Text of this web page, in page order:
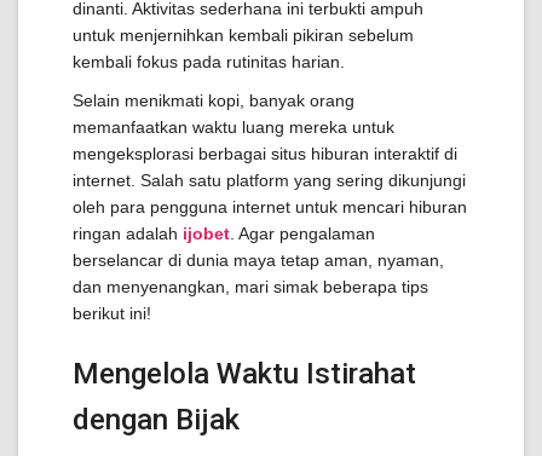
dinanti. Aktivitas sederhana ini terbukti ampuh
untuk menjernihkan kembali pikiran sebelum
kembali fokus pada rutinitas harian.
Selain menikmati kopi, banyak orang
memanfaatkan waktu luang mereka untuk
mengeksplorasi berbagai situs hiburan interaktif di
internet. Salah satu platform yang sering dikunjungi
oleh para pengguna internet untuk mencari hiburan
ringan adalah ijobet . Agar pengalaman
berselancar di dunia maya tetap aman, nyaman,
dan menyenangkan, mari simak beberapa tips
berikut ini!
Mengelola Waktu Istirahat
dengan Bijak